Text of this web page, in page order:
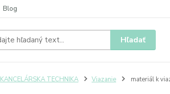
Blog
Hľadať
KANCELÁRSKA TECHNIKA Viazanie materiál k